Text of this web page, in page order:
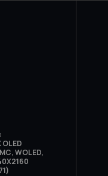
OLED
WOLED,